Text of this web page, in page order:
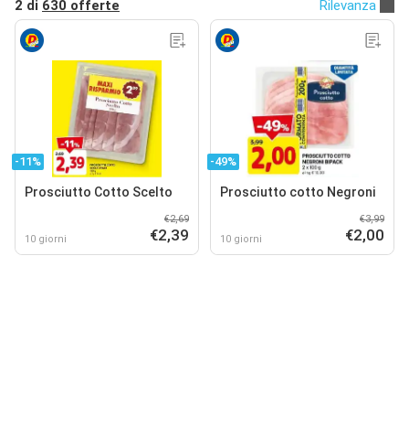
2 di 630 offerte Rilevanza
-11%
Prosciutto Cotto Scelto
10 giorni
€2,69
€2,39
-49%
Prosciutto cotto Negroni
10 giorni
€3,99
€2,00